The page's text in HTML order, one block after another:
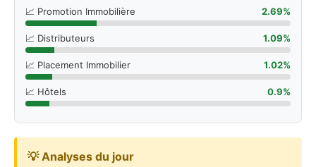
📈 Promotion Immobilière 2.69%
📈 Distributeurs 1.09%
📈 Placement Immobilier 1.02%
📈 Hôtels 0.9%
💡 Analyses du jour